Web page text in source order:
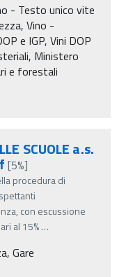
- Testo unico vite
Vino -
e IGP, Vini DOP
Ministero
e forestali
SCUOLE a.s.
[5%]
procedura di
con escussione
al 15%…
Gare